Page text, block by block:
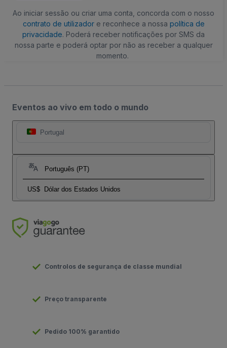
Ao iniciar sessão ou criar uma conta, concorda com o nosso
contrato de utilizadore reconhece a nossa política de
privacidade. Poderá receber notificações por SMS da
nossa parte e poderá optar por não as receber a qualquer
momento.
Eventos ao vivo em todo o mundo
Portugal
Português (PT)
US$ Dólar dos Estados Unidos
Controlos de segurança de classe mundial
Preço transparente
Pedido 100% garantido